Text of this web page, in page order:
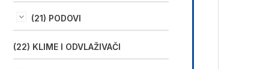
(21) PODOVI
(22) KLIME I ODVLAŽIVAČI